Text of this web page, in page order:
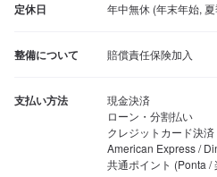
定休日 年中無休 (年末年始,
整備について 賠償責任保険加入
支払い方法
現金決済
ローン・分割払い
クレジットカード決
American Express /
共通ポイント (Ponta /